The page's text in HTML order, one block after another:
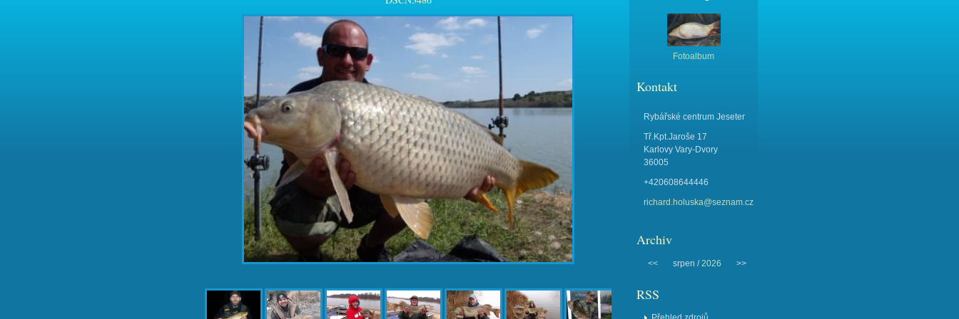
Fotoalbum
Kontakt
Rybářské centrum Jeseter
Tř.Kpt.Jaroše 17
Karlovy Vary-Dvory
36005
+420608644446
richard.holuska@seznam.cz
Archiv
<< srpen /2026 >>
RSS